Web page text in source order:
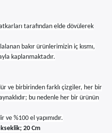
tarafından elde dövülerek
bakır ürünlerimizin iç kısmı,
kaplanmaktadır.
ve birbirinden farklı çizgiler, her bir
bu nedenle her bir ürünün
%100 el yapımıdır.
20 Cm